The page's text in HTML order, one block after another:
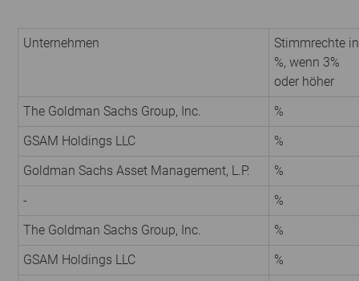
Unternehmen
Stimmrechte in
%, wenn 3%
oder höher
The Goldman Sachs Group, Inc.
%
GSAM Holdings LLC
%
Goldman Sachs Asset Management, L.P.
%
-
%
The Goldman Sachs Group, Inc.
%
GSAM Holdings LLC
%